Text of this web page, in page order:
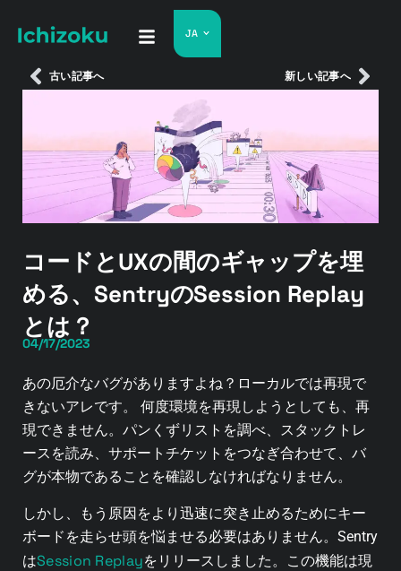
JA
古い記事へ 新しい記事へ
コードとUXの間のギャップを埋
める、SentryのSession Replay
とは？
04/17/2023
あの厄介なバグがありますよね？ローカルでは再現で
きないアレです。 何度環境を再現しようとしても、再
現できません。パンくずリストを調べ、スタックトレ
ースを読み、サポートチケットをつなぎ合わせて、バ
グが本物であることを確認しなければなりません。
しかし、もう原因をより迅速に突き止めるためにキー
ボードを走らせ頭を悩ませる必要はありません。Sentry
はSession Replayをリリースしました。この機能は現